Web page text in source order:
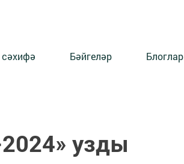
Бәйгеләр Блоглар
узды